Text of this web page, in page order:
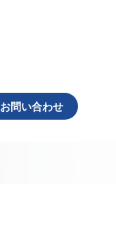
お問い合わせ